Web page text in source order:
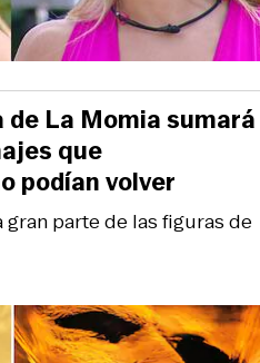
parte de las figuras de
La Momia sumará
que
podían volver